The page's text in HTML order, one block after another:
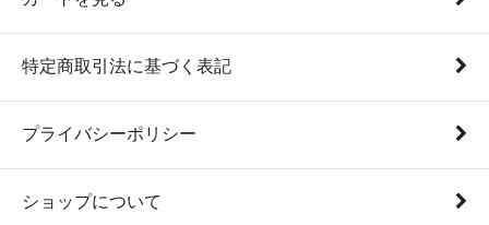
特定商取引法に基づく表記
プライバシーポリシー
ショップについて